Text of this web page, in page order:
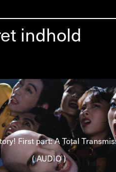
indhold
First part: A Total
( AUDIO )